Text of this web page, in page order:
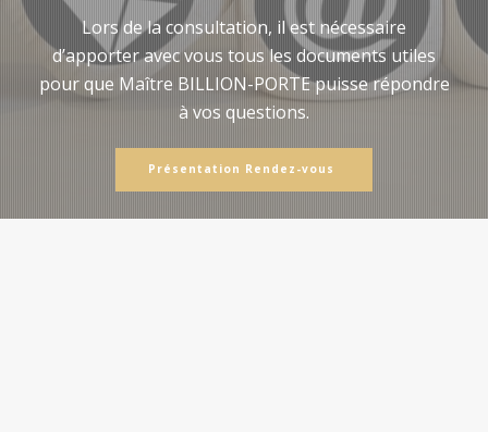
Lors de la consultation, il est nécessaire
d’apporter avec vous tous les documents utiles
pour que Maître BILLION-PORTE puisse répondre
à vos questions.
Présentation Rendez-vous